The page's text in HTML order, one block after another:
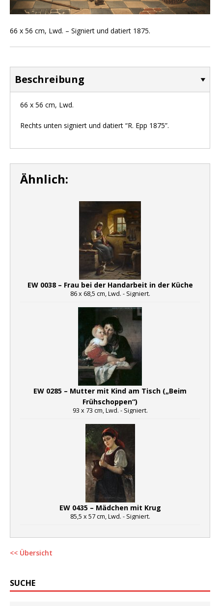
66 x 56 cm, Lwd. – Signiert und datiert 1875.
Beschreibung
66 x 56 cm, Lwd.
Rechts unten signiert und datiert “R. Epp 1875”.
Ähnlich:
EW 0038 – Frau bei der Handarbeit in der Küche
86 x 68,5 cm, Lwd. - Signiert.
EW 0285 – Mutter mit Kind am Tisch („Beim
Frühschoppen“)
93 x 73 cm, Lwd. - Signiert.
EW 0435 – Mädchen mit Krug
85,5 x 57 cm, Lwd. - Signiert.
<< Übersicht
SUCHE